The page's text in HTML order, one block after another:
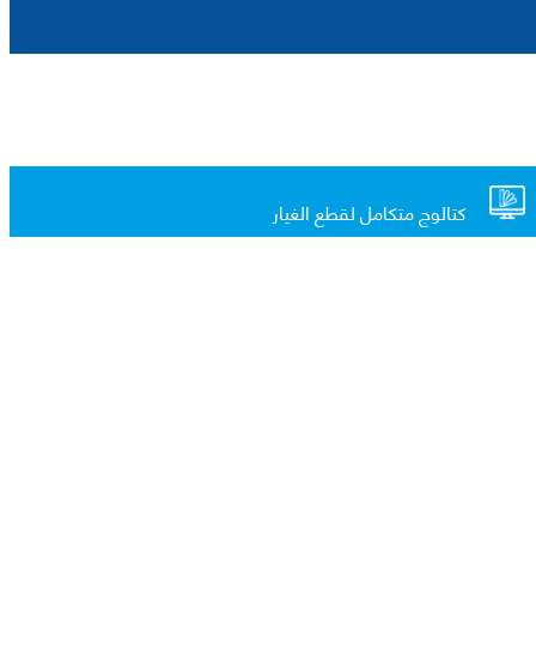
كتالوج متكامل لقطع الغيار